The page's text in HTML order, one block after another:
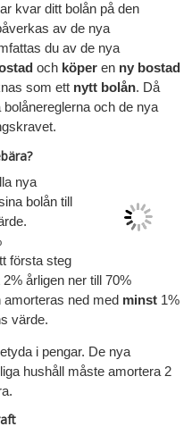
kvar ditt bolån på den
av de nya
du av de nya
och köper en ny bostad
som ett nytt bolån. Då
och de nya
nya
bolån till
första steg
årligen ner till 70%
amorteras ned med minst 1%
värde.
i pengar. De nya
hushåll måste amortera 2